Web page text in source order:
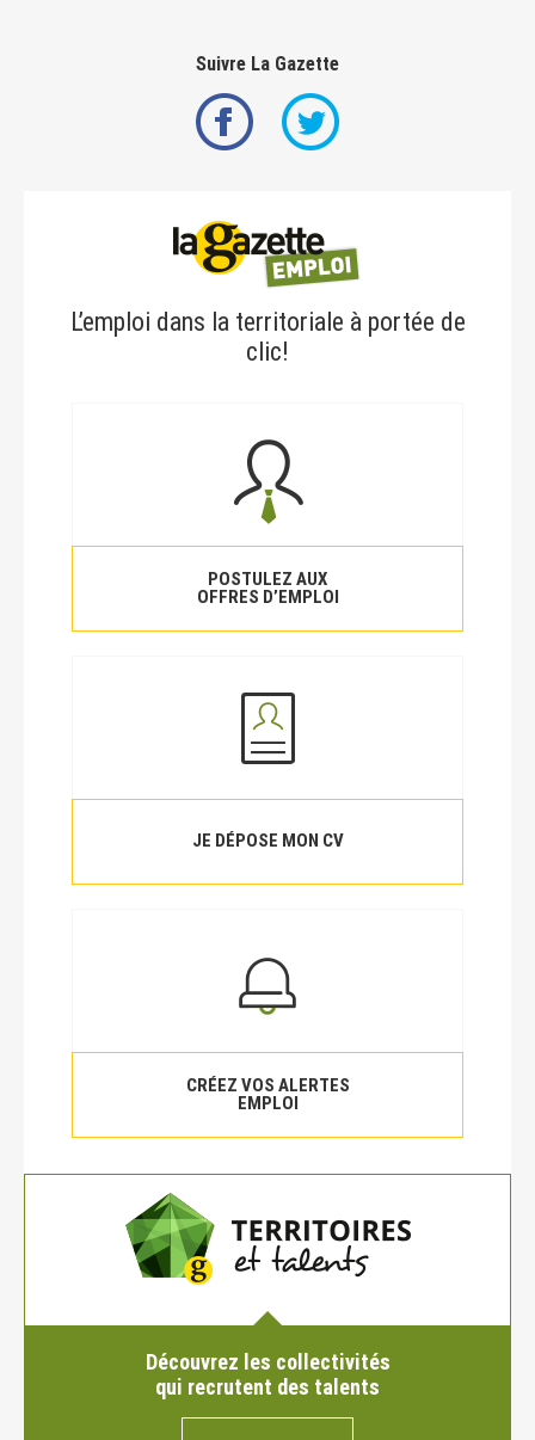
Suivre La Gazette
L’emploi dans la territoriale à portée de
clic!
POSTULEZ AUX
OFFRES D’EMPLOI
JE DÉPOSE MON CV
CRÉEZ VOS ALERTES
EMPLOI
Découvrez les collectivités
qui recrutent des talents